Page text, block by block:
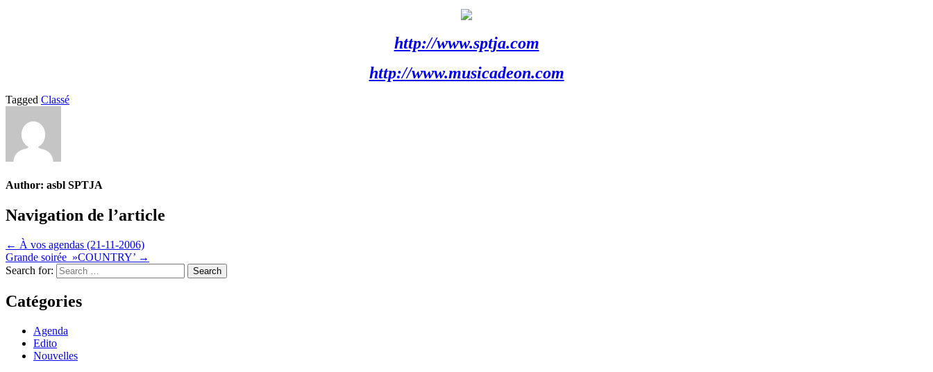
http://www.sptja.com
http://www.musicadeon.com
Tagged Classé
Author: asbl SPTJA
Navigation de l’article
← À vos agendas (21-11-2006)
Grande soirée »COUNTRY’ →
Search for:
Catégories
Agenda
Edito
Nouvelles